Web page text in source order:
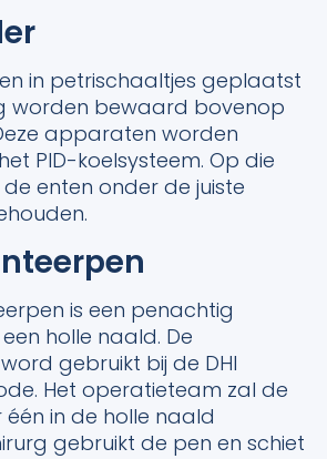
in petrischaaltjes geplaatst
worden bewaard bovenop
apparaten worden
PID-koelsysteem. Op die
enten onder de juiste
is een penachtig
holle naald. De
gebruikt bij de DHI
Het operatieteam zal de
in de holle naald
gebruikt de pen en schiet